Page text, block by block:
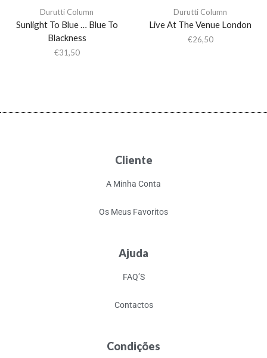
Durutti Column
Sunlight To Blue … Blue To
Blackness
€31,50
Durutti Column
Live At The Venue London
€26,50
Cliente
A Minha Conta
Os Meus Favoritos
Ajuda
FAQ’S
Contactos
Condições